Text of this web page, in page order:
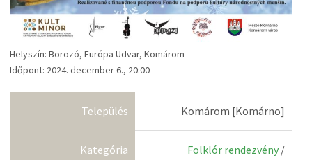
Helyszín: Borozó, Európa Udvar, Komárom
Időpont: 2024. december 6., 20:00
Település Komárom [Komárno]
Kategória Folklór rendezvény /